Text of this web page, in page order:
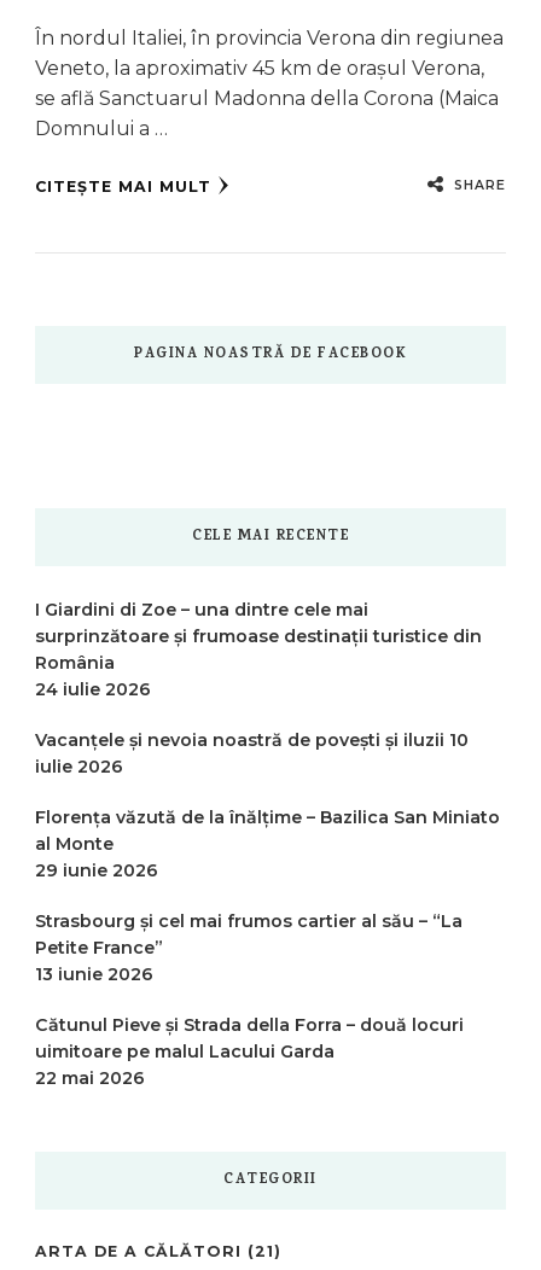
În nordul Italiei, în provincia Verona din regiunea
Veneto, la aproximativ 45 km de orașul Verona,
se află Sanctuarul Madonna della Corona (Maica
Domnului a …
CITEȘTE MAI MULT SHARE
PAGINA NOASTRĂ DE FACEBOOK
CELE MAI RECENTE
I Giardini di Zoe – una dintre cele mai
surprinzătoare și frumoase destinații turistice din
România
24 iulie 2026
Vacanțele și nevoia noastră de povești și iluzii 10
iulie 2026
Florența văzută de la înălțime – Bazilica San Miniato
al Monte
29 iunie 2026
Strasbourg și cel mai frumos cartier al său – “La
Petite France”
13 iunie 2026
Cătunul Pieve și Strada della Forra – două locuri
uimitoare pe malul Lacului Garda
22 mai 2026
CATEGORII
ARTA DE A CĂLĂTORI (21)